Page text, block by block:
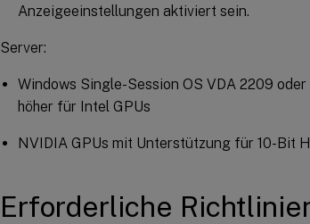
Anzeigeeinstellungen aktiviert sein.
Server:
Windows Single-Session OS VDA 2209
höher für Intel GPUs
NVIDIA GPUs mit Unterstützung für 10-Bit
Erforderliche